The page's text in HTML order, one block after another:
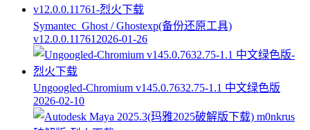
Symantec_Ghost / Ghostexp(备份还原工具)
v12.0.0.11761 2026-01-26
Ungoogled-Chromium v145.0.7632.75-1.1 中文绿色版
2026-02-10